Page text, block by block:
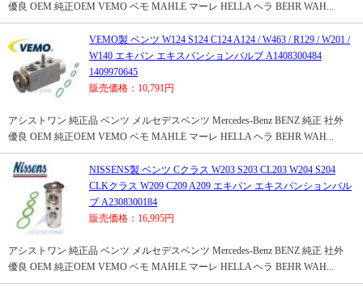
優良 OEM 純正OEM VEMO ベモ MAHLE マーレ HELLA ヘラ BEHR WAH...
VEMO製 ベンツ W124 S124 C124 A124 / W463 / R129 / W201 /
W140 エキパン エキスパンションバルブ A1408300484
1409970645
販売価格：10,791円
アシストワン 純正品 ベンツ メルセデスベンツ Mercedes-Benz BENZ 純正 社外
優良 OEM 純正OEM VEMO ベモ MAHLE マーレ HELLA ヘラ BEHR WAH...
NISSENS製 ベンツ Cクラス W203 S203 CL203 W204 S204
CLKクラス W209 C209 A209 エキパン エキスパンションバル
ブ A2308300184
販売価格：16,995円
アシストワン 純正品 ベンツ メルセデスベンツ Mercedes-Benz BENZ 純正 社外
優良 OEM 純正OEM VEMO ベモ MAHLE マーレ HELLA ヘラ BEHR WAH...